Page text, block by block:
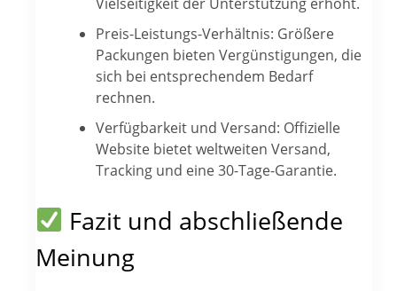
Preis-Leistungs-Verhältnis: Größere
Packungen bieten Vergünstigungen, die
sich bei entsprechendem Bedarf
rechnen.
Verfügbarkeit und Versand: Offizielle
Website bietet weltweiten Versand,
Tracking und eine 30-Tage-Garantie.
Fazit und abschließende
Meinung